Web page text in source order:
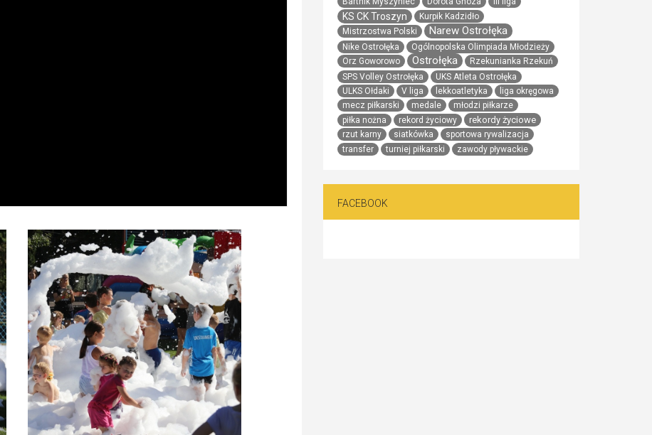
KS CK Troszyn
Kurpik Kadzidło
Mistrzostwa Polski
Narew Ostrołęka
Nike Ostrołęka
Ogólnopolska Olimpiada Młodzieży
Orz Goworowo
Ostrołęka
Rzekunianka Rzekuń
SPS Volley Ostrołęka
UKS Atleta Ostrołęka
ULKS Ołdaki
V liga lekkoatletyka
liga okręgowa
mecz piłkarski
medale
młodzi piłkarze
piłka nożna
rekord życiowy rekordy życiowe
rzut karny siatkówka
sportowa rywalizacja
transfer
turniej piłkarski zawody pływackie
FACEBOOK